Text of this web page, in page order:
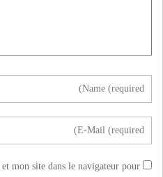
mon site dans le navigateur pour